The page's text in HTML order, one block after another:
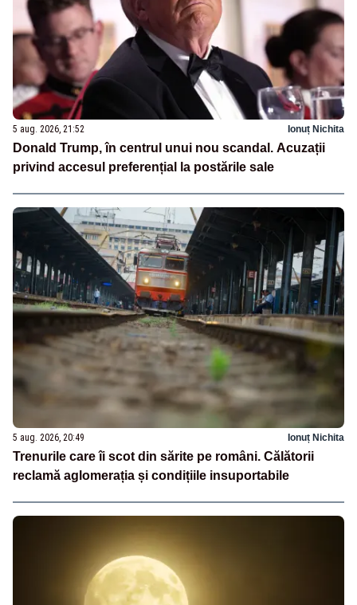
5 aug. 2026, 21:52 Ionuț Nichita
Donald Trump, în centrul unui nou scandal. Acuzații
privind accesul preferențial la postările sale
5 aug. 2026, 20:49 Ionuț Nichita
Trenurile care îi scot din sărite pe români. Călătorii
reclamă aglomerația și condițiile insuportabile